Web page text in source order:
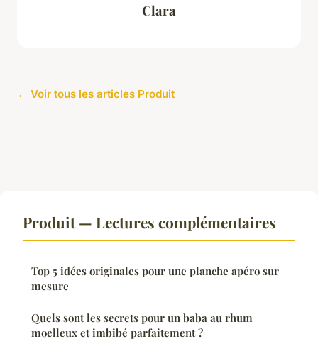
Clara
← Voir tous les articles Produit
Produit — Lectures complémentaires
Top 5 idées originales pour une planche apéro sur
mesure
Quels sont les secrets pour un baba au rhum
moelleux et imbibé parfaitement ?